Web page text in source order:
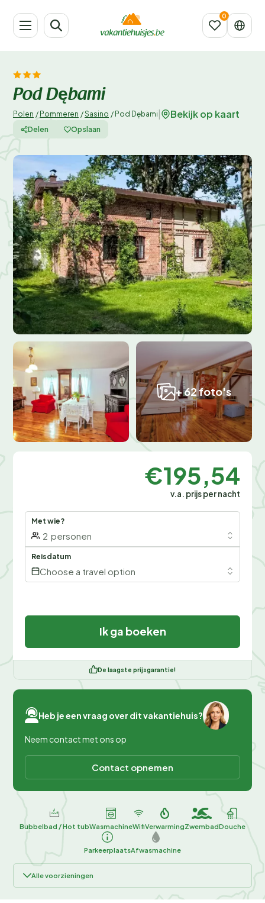
Pod Dębami
Polen / Pommeren /Sasino / Pod Dębami Bekijk op kaart
Delen Opslaan
+ 62 foto's
€195,54
v.a. prijs per nacht
Met wie?
2 personen
Reisdatum
Choose a travel option
Ik ga boeken
De laagste prijsgarantie!
Heb je een vraag over dit vakantiehuis?
Neem contact met ons op
Contact opnemen
Bubbelbad / Hot tubWasmachineWifiVerwarmingZwembadDouche
ParkeerplaatsAfwasmachine
Alle voorzieningen